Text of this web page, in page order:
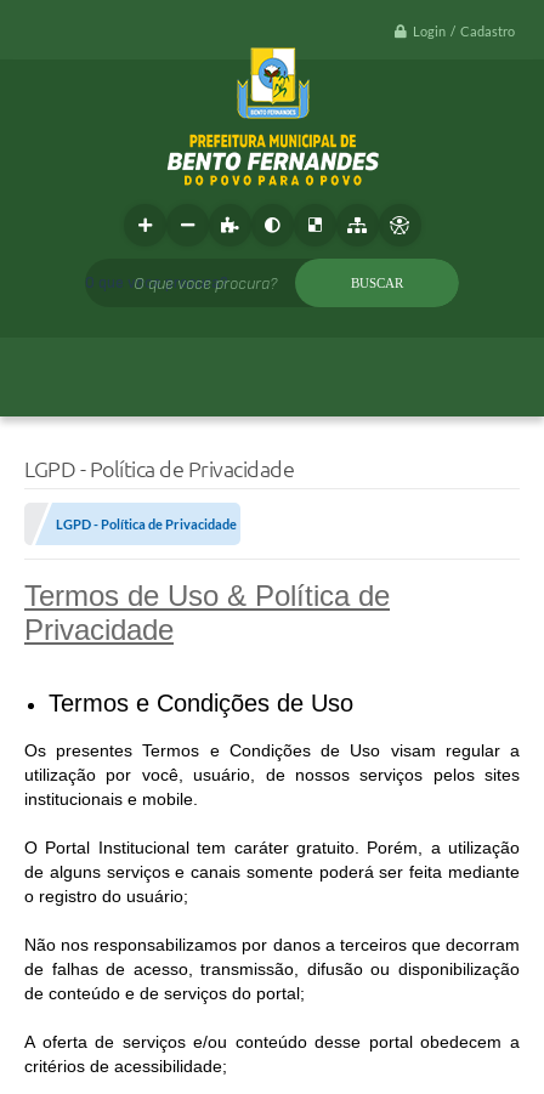
Login / Cadastro
O que voce procura?
LGPD - Política de Privacidade
LGPD - Política de Privacidade
Termos de Uso & Política de
Privacidade
Termos e Condições de Uso
Os presentes Termos e Condições de Uso visam regular a
utilização por você, usuário, de nossos serviços pelos sites
institucionais e mobile.
O Portal Institucional tem caráter gratuito. Porém, a utilização
de alguns serviços e canais somente poderá ser feita mediante
o registro do usuário;
Não nos responsabilizamos por danos a terceiros que decorram
de falhas de acesso, transmissão, difusão ou disponibilização
de conteúdo e de serviços do portal;
A oferta de serviços e/ou conteúdo desse portal obedecem a
critérios de acessibilidade;